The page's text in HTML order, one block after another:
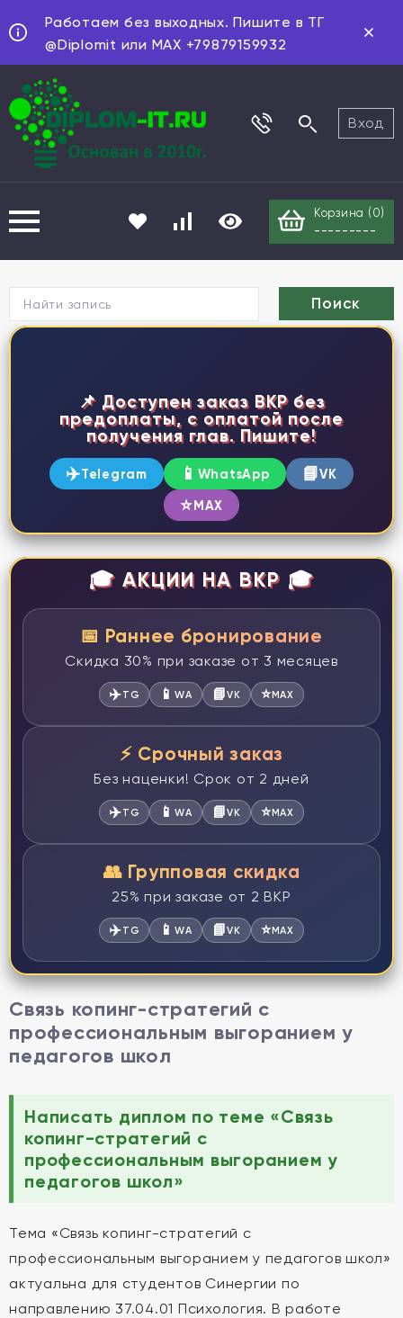
Работаем без выходных. Пишите в ТГ
@Diplomit или MAX +79879159932
Вход
Корзина ( 0)
---------
📌 Доступен заказ ВКР без
предоплаты, с оплатой после
получения глав. Пишите!
✈️Telegram 📱 WhatsApp 📘VK
⭐MAX
🎓 АКЦИИ НА ВКР 🎓
📅 Раннее бронирование
Скидка 30% при заказе от 3 месяцев
✈️TG 📱WA 📘VK ⭐MAX
⚡ Срочный заказ
Без наценки! Срок от 2 дней
✈️TG 📱WA 📘VK ⭐MAX
👥 Групповая скидка
25% при заказе от 2 ВКР
✈️TG 📱WA 📘VK ⭐MAX
Связь копинг-стратегий с
профессиональным выгоранием у
педагогов школ
Написать диплом по теме «Связь
копинг-стратегий с
профессиональным выгоранием у
педагогов школ»
Тема «Связь копинг-стратегий с
профессиональным выгоранием у педагогов школ»
актуальна для студентов Синергии по
направлению 37.04.01 Психология. В работе